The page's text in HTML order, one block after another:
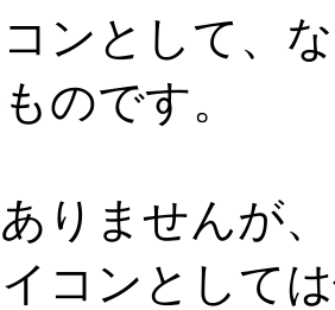
ンとして、
のです。
りませんが
コンとして